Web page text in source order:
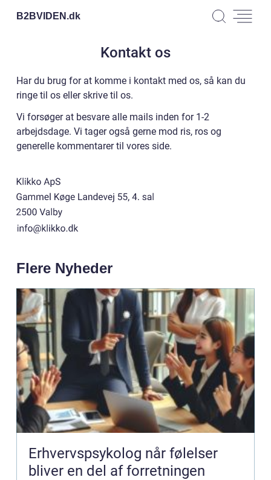
B2BVIDEN.dk
Kontakt os
Har du brug for at komme i kontakt med os, så kan du
ringe til os eller skrive til os.
Vi forsøger at besvare alle mails inden for 1-2
arbejdsdage. Vi tager også gerne mod ris, ros og
generelle kommentarer til vores side.
Flere Nyheder
Erhvervspsykolog når følelser
bliver en del af forretningen